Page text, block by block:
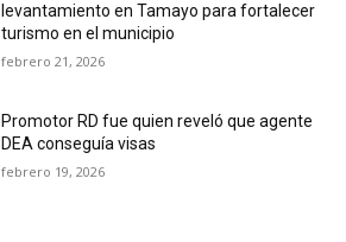
levantamiento en Tamayo para fortalecer
turismo en el municipio
febrero 21, 2026
Promotor RD fue quien reveló que agente
DEA conseguía visas
febrero 19, 2026